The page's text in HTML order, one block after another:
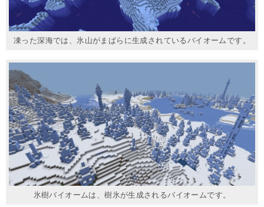
凍った深海では、氷山がまばらに生成されているバイオームです。
氷樹バイオームは、樹氷が生成されるバイオームです。